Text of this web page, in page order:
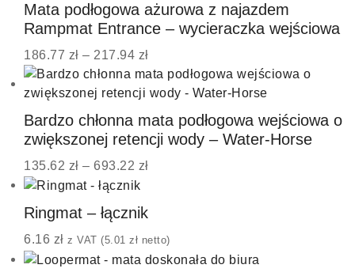
Mata podłogowa ażurowa z najazdem
Rampmat Entrance – wycieraczka wejściowa
186.77 zł – 217.94 zł
Bardzo chłonna mata podłogowa wejściowa o
zwiększonej retencji wody – Water-Horse
135.62 zł – 693.22 zł
Ringmat – łącznik
6.16 zł z VAT (5.01 zł netto)